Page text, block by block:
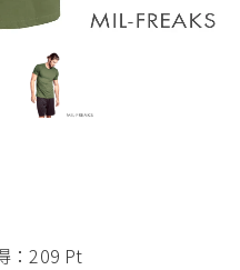
：209 Pt